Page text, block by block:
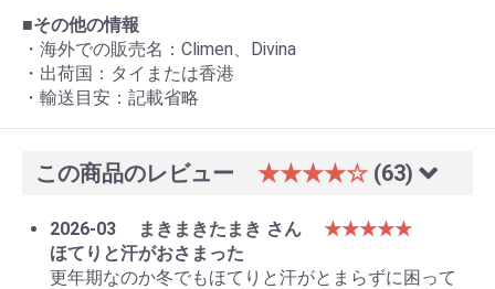
■その他の情報
・海外での販売名：Climen、Divina
・出荷国：タイまたは香港
・輸送目安：記載省略
この商品のレビュー ★★★★☆ (63)
2026-03 まきまきたまき さん
★★★★★
ほてりと汗がおさまった
更年期なのか冬でもほてりと汗がとまらずに困って